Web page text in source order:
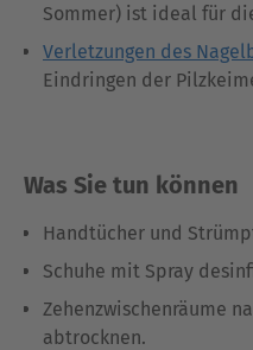
Sommer) ist ideal für
Verletzungen des
Eindringen der
Was Sie tun können
Handtücher und
Schuhe mit Spray
Zehenzwischenräume
abtrocknen.